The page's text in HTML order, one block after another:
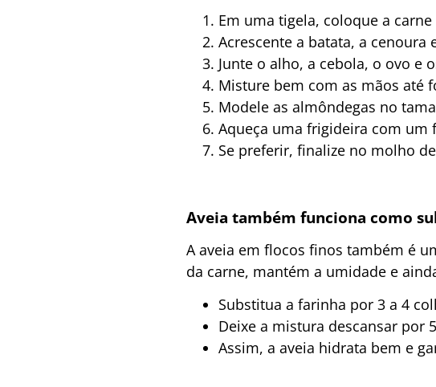
Em uma tigela, coloque a
Acrescente a batata, a cenoura
Junte o alho, a cebola, o ovo e
Misture bem com as mãos até
Modele as almôndegas no
Aqueça uma frigideira com um
Se preferir, finalize no molho
Aveia também funciona como
A aveia em flocos finos também é
da carne, mantém a umidade e
Substitua a farinha por 3 a 4
Deixe a mistura descansar por
Assim, a aveia hidrata bem e